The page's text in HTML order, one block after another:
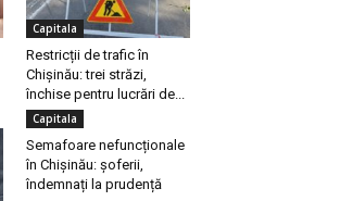
Capitala
Restricții de trafic în
Chișinău: trei străzi,
închise pentru lucrări de...
Capitala
Semafoare nefuncționale
în Chișinău: șoferii,
îndemnați la prudență